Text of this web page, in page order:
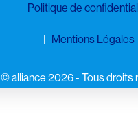
Politique de
Mentions Légales
©️ alliance 2026 - Tous droits